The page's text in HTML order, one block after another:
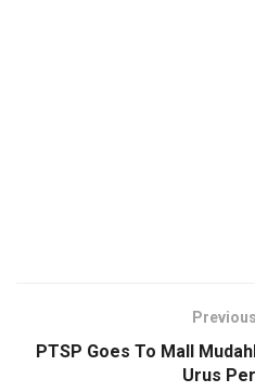
PTSP Goes To Mall
Urus